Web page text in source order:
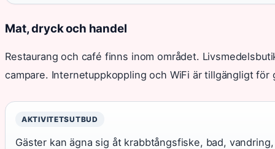
Mat, dryck och handel
Restaurang och café finns inom området.
campare. Internetuppkoppling och WiFi är tillgängligt för
AKTIVITETSUTBUD
Gäster kan ägna sig åt krabbtångsfiske, bad,